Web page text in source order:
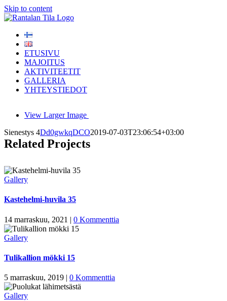
Skip to content
ETUSIVU
MAJOITUS
AKTIVITEETIT
GALLERIA
YHTEYSTIEDOT
View Larger Image
Sienestys 4Dd0gwkqDCO2019-07-03T23:06:54+03:00
Related Projects
Gallery
Kastehelmi-huvila 35
14 marraskuu, 2021 | 0 Kommenttia
Gallery
Tulikallion mökki 15
5 marraskuu, 2019 | 0 Kommenttia
Gallery